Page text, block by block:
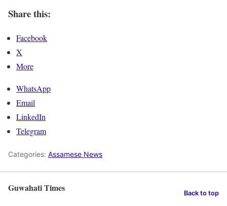
Share this:
Facebook
X
More
WhatsApp
Email
LinkedIn
Telegram
Categories: Assamese News
Guwahati Times Back to top